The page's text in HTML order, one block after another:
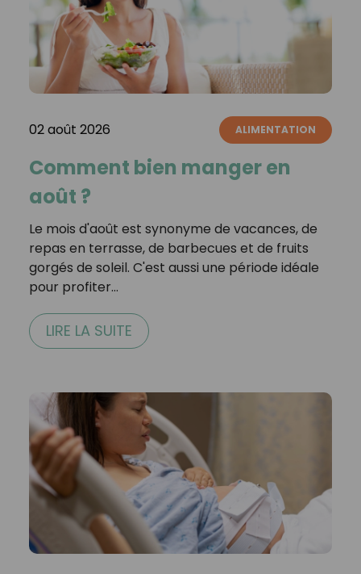
02 août 2026 ALIMENTATION
Comment bien manger en
août ?
Le mois d'août est synonyme de vacances, de
repas en terrasse, de barbecues et de fruits
gorgés de soleil. C'est aussi une période idéale
pour profiter…
LIRE LA SUITE